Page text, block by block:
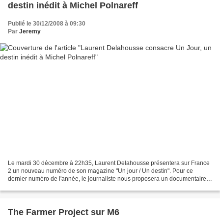
destin inédit à Michel Polnareff
Publié le 30/12/2008 à 09:30
Par Jeremy
Le mardi 30 décembre à 22h35, Laurent Delahousse présentera sur France
2 un nouveau numéro de son magazine "Un jour / Un destin". Pour ce
dernier numéro de l'année, le journaliste nous proposera un documentaire
The Farmer Project sur M6